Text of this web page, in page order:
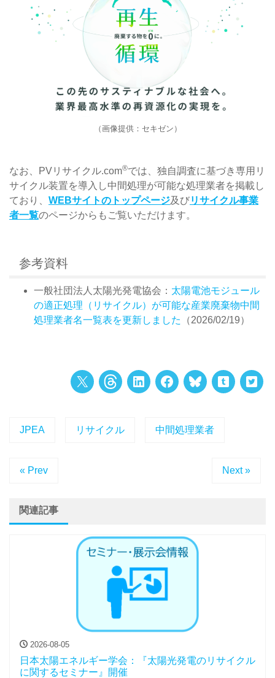
（画像提供：セキゼン）
なお、PVリサイクル.com®では、独自調査に基づき専用リ
サイクル装置を導入し中間処理が可能な処理業者を掲載し
ており、 WEBサイトのトップページ及びリサイクル事業
者一覧のページからもご覧いただけます。
参考資料
一般社団法人太陽光発電協会： 太陽電池モジュール
の適正処理（リサイクル）が可能な産業廃棄物中間
処理業者名一覧表を更新しました
（2026/02/19）
JPEA リサイクル 中間処理業者
« Prev Next »
関連記事
2026-08-05
日本太陽エネルギー学会：『太陽光発電のリサイクル
に関するセミナー』開催